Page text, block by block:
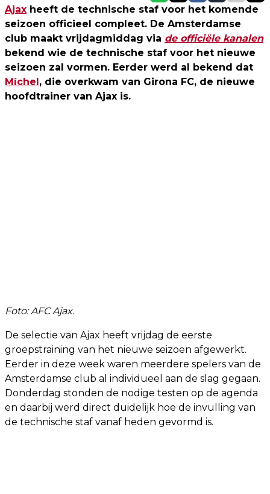
Ajax heeft de technische staf voor het komende
seizoen officieel compleet. De Amsterdamse
club maakt vrijdagmiddag via de officiële kanalen
bekend wie de technische staf voor het nieuwe
seizoen zal vormen. Eerder werd al bekend dat
Míchel, die overkwam van Girona FC, de nieuwe
hoofdtrainer van Ajax is.
Foto: AFC Ajax.
De selectie van Ajax heeft vrijdag de eerste
groepstraining van het nieuwe seizoen afgewerkt.
Eerder in deze week waren meerdere spelers van de
Amsterdamse club al individueel aan de slag gegaan.
Donderdag stonden de nodige testen op de agenda
en daarbij werd direct duidelijk hoe de invulling van
de technische staf vanaf heden gevormd is.